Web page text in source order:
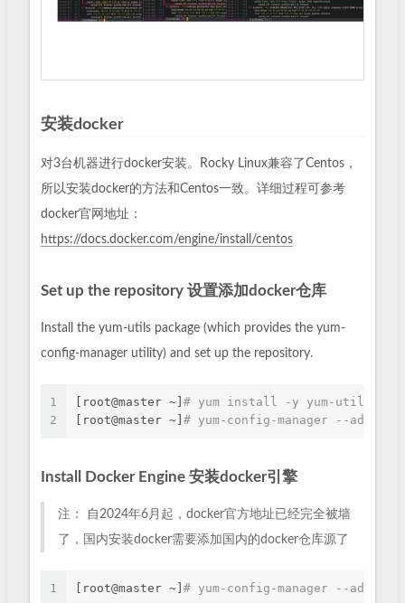
安装docker
对3台机器进行docker安装。Rocky Linux兼容了Centos，
所以安装docker的方法和Centos一致。详细过程可参考
docker官网地址：
https://docs.docker.com/engine/install/centos
Set up the repository 设置添加docker仓库
Install the yum-utils package (which provides the yum-
config-manager utility) and set up the repository.
1
2
[root@master ~] # yum install -y yum-utils
[root@master ~] # yum-config-manager --add-
Install Docker Engine 安装docker引擎
注： 自2024年6月起，docker官方地址已经完全被墙
了，国内安装docker需要添加国内的docker仓库源了
1 [root@master ~] # yum-config-manager --add-